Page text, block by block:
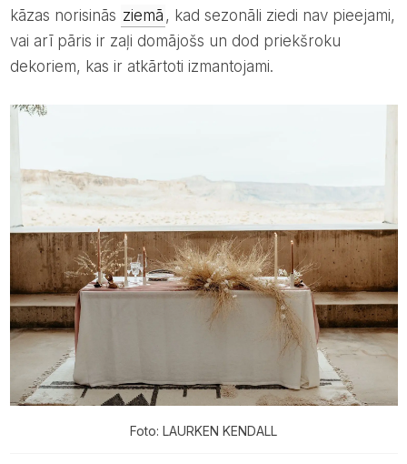
kāzas norisinās ziemā , kad sezonāli ziedi nav pieejami,
vai arī pāris ir zaļi domājošs un dod priekšroku
dekoriem, kas ir atkārtoti izmantojami.
Foto: LAURKEN KENDALL